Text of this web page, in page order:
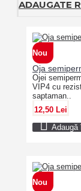
ADAUGATE
Nou
Oja
Ojei
VIP4 cu
saptaman..
12,50 Lei
Adaugă
Nou